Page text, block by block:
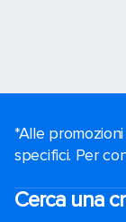
*Alle
specifici. Per
Cerca una